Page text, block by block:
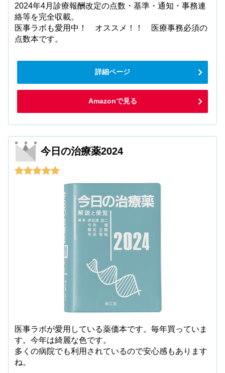
2024年4月診療報酬改定の点数・基準・通知・事務連
絡等を完全収載。
医事ラボも愛用中！ オススメ！！ 医療事務必須の
点数本です。
詳細ページ
Amazonで見る
今日の治療薬2024
医事ラボが愛用している薬価本です。毎年買っていま
す。今年は綺麗な色です。
多くの病院でも利用されているので安心感もあります
ね。